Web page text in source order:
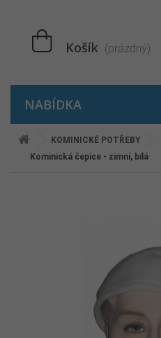
Košík (prázdný)
NABÍDKA
KOMINICKÉ POTŘEBY
Kominická čepice - zimní, bílá